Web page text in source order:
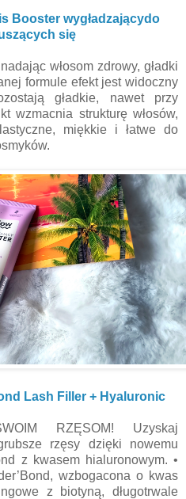
Booster wygładzającydo
się
włosom zdrowy, gładki
formule efekt jest widoczny
gładkie, nawet przy
wzmacnia strukturę włosów,
miękkie i łatwe do
Lash Filler + Hyaluronic
RZĘSOM! Uzyskaj
rzęsy dzięki nowemu
z kwasem hialuronowym. •
wzbogacona o kwas
z biotyną, długotrwale